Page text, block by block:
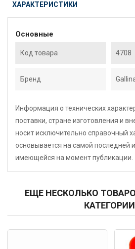
ХАРАКТЕРИСТИКИ
Основные
Код товара 4708
Бренд
Информация о технических
поставки, стране изготовления и
носит исключительно справочный
основывается на самой последней
имеющейся на момент публикации.
ЕЩЕ НЕСКОЛЬКО
Код: